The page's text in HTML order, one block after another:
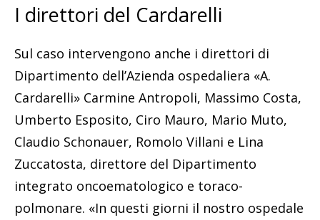
I direttori del Cardarelli
Sul caso intervengono anche i direttori di
Dipartimento dell’Azienda ospedaliera «A.
Cardarelli» Carmine Antropoli, Massimo Costa,
Umberto Esposito, Ciro Mauro, Mario Muto,
Claudio Schonauer, Romolo Villani e Lina
Zuccatosta, direttore del Dipartimento
integrato oncoematologico e toraco-
polmonare. «In questi giorni il nostro ospedale